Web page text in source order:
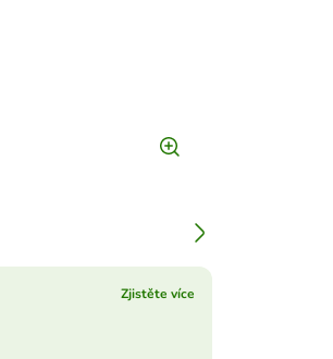
Zjistěte více